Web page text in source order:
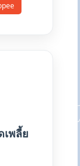
เพลี้ย